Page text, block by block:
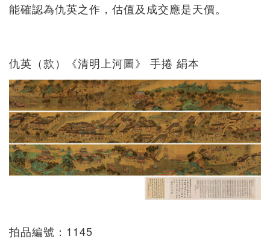
能確認為仇英之作，估值及成交應是天價。
仇英（款）《清明上河圖》 手捲 絹本
拍品編號：1145